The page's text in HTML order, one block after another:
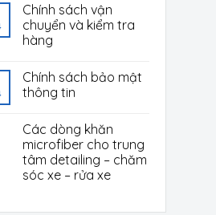
Chính sách vận
chuyển và kiểm tra
hàng
Chính sách bảo mật
thông tin
Các dòng khăn
microfiber cho trung
tâm detailing – chăm
sóc xe – rửa xe